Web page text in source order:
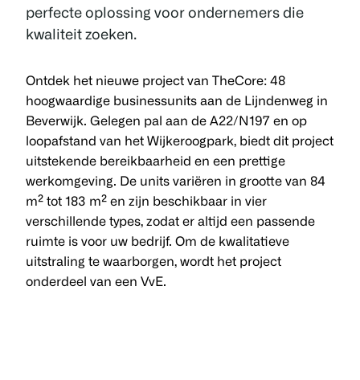
perfecte oplossing voor ondernemers die
kwaliteit zoeken.
Ontdek het nieuwe project van TheCore: 48
hoogwaardige businessunits aan de Lijndenweg in
Beverwijk. Gelegen pal aan de A22/N197 en op
loopafstand van het Wijkeroogpark, biedt dit project
uitstekende bereikbaarheid en een prettige
werkomgeving. De units variëren in grootte van 84
m² tot 183 m² en zijn beschikbaar in vier
verschillende types, zodat er altijd een passende
ruimte is voor uw bedrijf. Om de kwalitatieve
uitstraling te waarborgen, wordt het project
onderdeel van een VvE.